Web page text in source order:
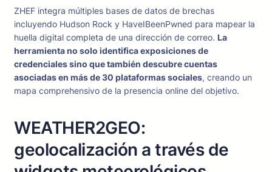
ZHEF integra múltiples bases de datos de brechas
incluyendo Hudson Rock y HaveIBeenPwned para mapear la
huella digital completa de una dirección de correo. La
herramienta no solo identifica exposiciones de
credenciales sino que también descubre cuentas
asociadas en más de 30 plataformas sociales, creando un
mapa comprehensivo de la presencia online del objetivo.
WEATHER2GEO:
geolocalización a través de